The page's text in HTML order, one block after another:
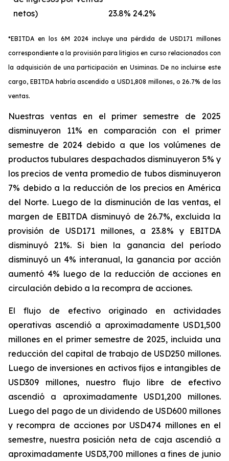
netos)
23.8% 24.2%
*EBITDA en los 6M 2024 incluye una pérdida de USD171 millones
correspondiente a la provisión para litigios en curso relacionados con
la adquisición de una participación en Usiminas. De no incluirse este
cargo, EBITDA habría ascendido a USD1,808 millones, o 26.7% de las
ventas.
Nuestras ventas en el primer semestre de 2025
disminuyeron 11% en comparación con el primer
semestre de 2024 debido a que los volúmenes de
productos tubulares despachados disminuyeron 5% y
los precios de venta promedio de tubos disminuyeron
7% debido a la reducción de los precios en América
del Norte. Luego de la disminución de las ventas, el
margen de EBITDA disminuyó de 26.7%, excluida la
provisión de USD171 millones, a 23.8% y EBITDA
disminuyó 21%. Si bien la ganancia del período
disminuyó un 4% interanual, la ganancia por acción
aumentó 4% luego de la reducción de acciones en
circulación debido a la recompra de acciones.
El flujo de efectivo originado en actividades
operativas ascendió a aproximadamente USD1,500
millones en el primer semestre de 2025, incluida una
reducción del capital de trabajo de USD250 millones.
Luego de inversiones en activos fijos e intangibles de
USD309 millones, nuestro flujo libre de efectivo
ascendió a aproximadamente USD1,200 millones.
Luego del pago de un dividendo de USD600 millones
y recompra de acciones por USD474 millones en el
semestre, nuestra posición neta de caja ascendió a
aproximadamente USD3,700 millones a fines de junio